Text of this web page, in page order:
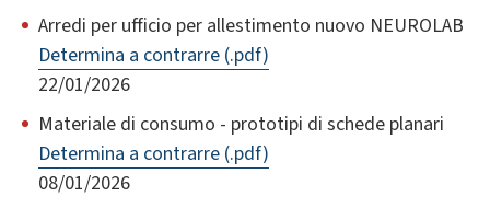
Arredi per ufficio per allestimento nuovo NEUROLAB
Determina a contrarre (.pdf)
22/01/2026
Materiale di consumo - prototipi di schede planari
Determina a contrarre (.pdf)
08/01/2026